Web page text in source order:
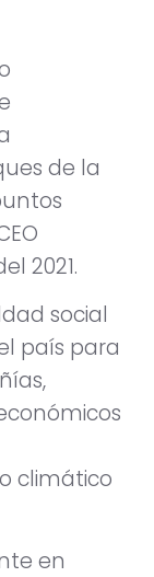
de la
2021.
social
país para
climático
en